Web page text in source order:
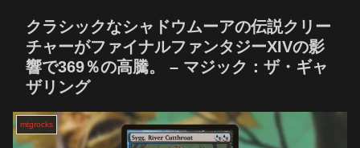
クラシックなシャドウムーアの伝説クリー
チャーがファイナルファンタジーXIVの影
響で369％の高騰。 – マジック：ザ・ギャ
ザリング
mtgrocks